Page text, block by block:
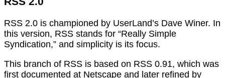
RSS 2.0 is championed by UserLand’s Dave Winer. In
this version, RSS stands for “Really Simple
Syndication,” and simplicity is its focus.
This branch of RSS is based on RSS 0.91, which was
first documented at Netscape and later refined by